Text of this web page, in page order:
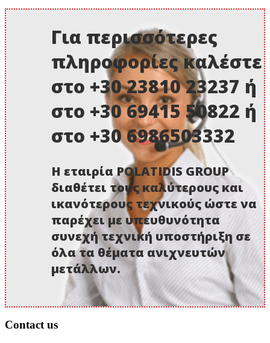
Για περισσότερες
πληροφορίες καλέστε
στο +30 23810 23237 ή
στο +30 69415 50822 ή
στο +30 6986503332
Η εταιρία POLATIDIS GROUP
διαθέτει τους καλύτερους και
ικανότερους τεχνικούς ώστε να
παρέχει με υπευθυνότητα
συνεχή τεχνική υποστήριξη σε
όλα τα θέματα ανιχνευτών
μετάλλων.
Contact us